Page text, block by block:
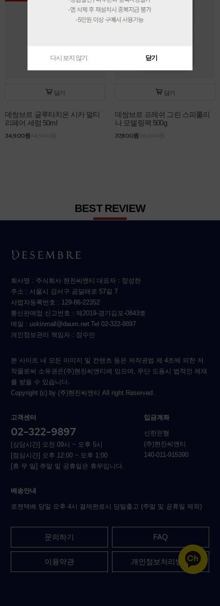
담기
데쌍브르 글루타치온 시카 멀티
리페어 세럼 50ml
34,900원
담기
데쌍브르 프레쉬 그린 스피룰리
나 모델링팩 500g
37,800원
BEST REVIEW
회사명 : 주식회사 현진씨엔티 대표자 : 정성한
주소 : 서울시 강서구 곰달래로 57길 7
사업자등록번호 : 129-86-22352
통신판매업 신고번호 : 제2019-경기김포-0843호
메일 : uskinmall@daum.net Tel 02-322-9897
개인정보관리 책임자 : 정수민
본 사이트 내 모든 이미지 및 컨텐츠 등은 저작권법 제 4조에 의한 저
작물로써 소유권은(주)현진씨엔티에 있으며, 무단 도용시 법적인 제재
를 받을 수 있습니다.
Copyright (c) by (주)현진씨엔티 All right Reserved.
고객센터
02-322-9897
[상담시간] 오전 09시 ~ 오후 5시
[점심시간] 오후 12:00 ~ 오후 1:00
[휴 무 일] 주말 및 공휴일은 휴무입니다.
입금계좌
신한은행
(주)현진씨엔티
140-011-915390
배송안내
로젠택배 당일 오후 4시 결제완료시 당일출고 (주말 및 공휴일 제외)
문의하기 FAQ
이용약관 개인정보처리방침
다시 보지 않기 닫기